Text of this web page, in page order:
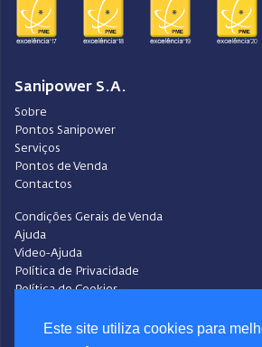
Este site utiliza cookies para
Sanipower S.A.
Sobre
Pontos Sanipower
Serviços
Pontos de Venda
Contactos
Condições Gerais de Venda
Ajuda
Video-Ajuda
Política de Privacidade
Política de Cookies
Livro de Reclamações